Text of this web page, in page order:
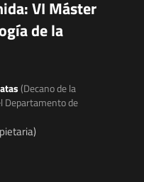
VI Máster
de la
(Decano de la
Departamento de